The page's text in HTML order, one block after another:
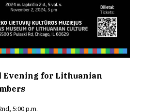
Evening for Lithuanian
5:00 p.m.